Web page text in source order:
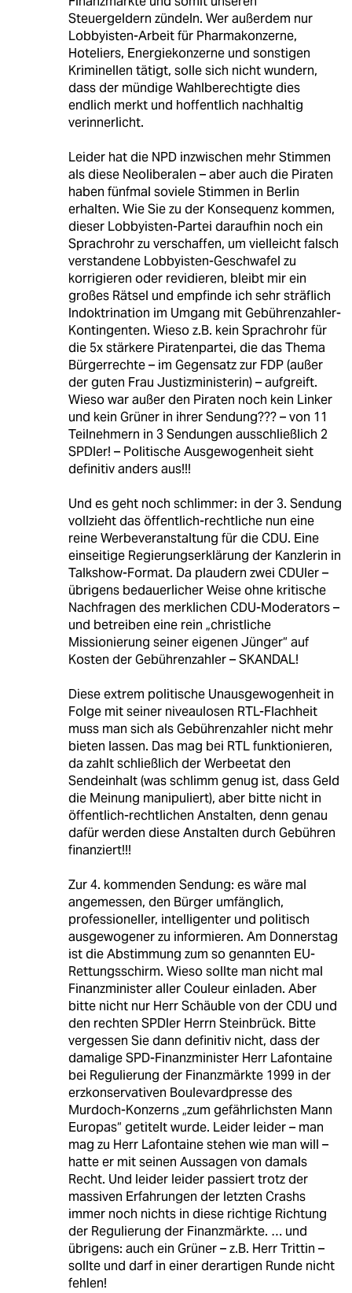
Steuergeldern zündeln. Wer außerdem nur
Lobbyisten-Arbeit für Pharmakonzerne,
Hoteliers, Energiekonzerne und sonstigen
Kriminellen tätigt, solle sich nicht wundern,
dass der mündige Wahlberechtigte dies
endlich merkt und hoffentlich nachhaltig
verinnerlicht.
Leider hat die NPD inzwischen mehr Stimmen
als diese Neoliberalen – aber auch die Piraten
haben fünfmal soviele Stimmen in Berlin
erhalten. Wie Sie zu der Konsequenz kommen,
dieser Lobbyisten-Partei daraufhin noch ein
Sprachrohr zu verschaffen, um vielleicht falsch
verstandene Lobbyisten-Geschwafel zu
korrigieren oder revidieren, bleibt mir ein
großes Rätsel und empfinde ich sehr sträflich
Indoktrination im Umgang mit Gebührenzahler-
Kontingenten. Wieso z.B. kein Sprachrohr für
die 5x stärkere Piratenpartei, die das Thema
Bürgerrechte – im Gegensatz zur FDP (außer
der guten Frau Justizministerin) – aufgreift.
Wieso war außer den Piraten noch kein Linker
und kein Grüner in ihrer Sendung??? – von 11
Teilnehmern in 3 Sendungen ausschließlich 2
SPDler! – Politische Ausgewogenheit sieht
definitiv anders aus!!!
Und es geht noch schlimmer: in der 3. Sendung
vollzieht das öffentlich-rechtliche nun eine
reine Werbeveranstaltung für die CDU. Eine
einseitige Regierungserklärung der Kanzlerin in
Talkshow-Format. Da plaudern zwei CDUler –
übrigens bedauerlicher Weise ohne kritische
Nachfragen des merklichen CDU-Moderators –
und betreiben eine rein „christliche
Missionierung seiner eigenen Jünger“ auf
Kosten der Gebührenzahler – SKANDAL!
Diese extrem politische Unausgewogenheit in
Folge mit seiner niveaulosen RTL-Flachheit
muss man sich als Gebührenzahler nicht mehr
bieten lassen. Das mag bei RTL funktionieren,
da zahlt schließlich der Werbeetat den
Sendeinhalt (was schlimm genug ist, dass Geld
die Meinung manipuliert), aber bitte nicht in
öffentlich-rechtlichen Anstalten, denn genau
dafür werden diese Anstalten durch Gebühren
finanziert!!!
Zur 4. kommenden Sendung: es wäre mal
angemessen, den Bürger umfänglich,
professioneller, intelligenter und politisch
ausgewogener zu informieren. Am Donnerstag
ist die Abstimmung zum so genannten EU-
Rettungsschirm. Wieso sollte man nicht mal
Finanzminister aller Couleur einladen. Aber
bitte nicht nur Herr Schäuble von der CDU und
den rechten SPDler Herrn Steinbrück. Bitte
vergessen Sie dann definitiv nicht, dass der
damalige SPD-Finanzminister Herr Lafontaine
bei Regulierung der Finanzmärkte 1999 in der
erzkonservativen Boulevardpresse des
Murdoch-Konzerns „zum gefährlichsten Mann
Europas“ getitelt wurde. Leider leider – man
mag zu Herr Lafontaine stehen wie man will –
hatte er mit seinen Aussagen von damals
Recht. Und leider leider passiert trotz der
massiven Erfahrungen der letzten Crashs
immer noch nichts in diese richtige Richtung
der Regulierung der Finanzmärkte. … und
übrigens: auch ein Grüner – z.B. Herr Trittin –
sollte und darf in einer derartigen Runde nicht
fehlen!